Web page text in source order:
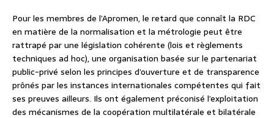
Pour les membres de l’Apromen, le retard que connaît la RDC
en matière de la normalisation et la métrologie peut être
rattrapé par une législation cohérente (lois et règlements
techniques ad hoc), une organisation basée sur le partenariat
public-privé selon les principes d’ouverture et de transparence
prônés par les instances internationales compétentes qui fait
ses preuves ailleurs. Ils ont également préconisé l’exploitation
des mécanismes de la coopération multilatérale et bilatérale